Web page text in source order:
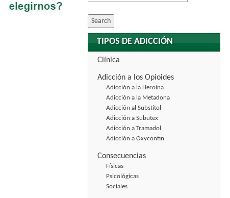
TIPOS DE ADICCIÓN
Clínica
Adicción a los Opioides
Adicción a la Heroína
Adicción a la Metadona
Adicción al Substitol
Adicción a Subutex
Adicción a Tramadol
Adicción a Oxycontin
Consecuencias
Físicas
Psicológicas
Sociales